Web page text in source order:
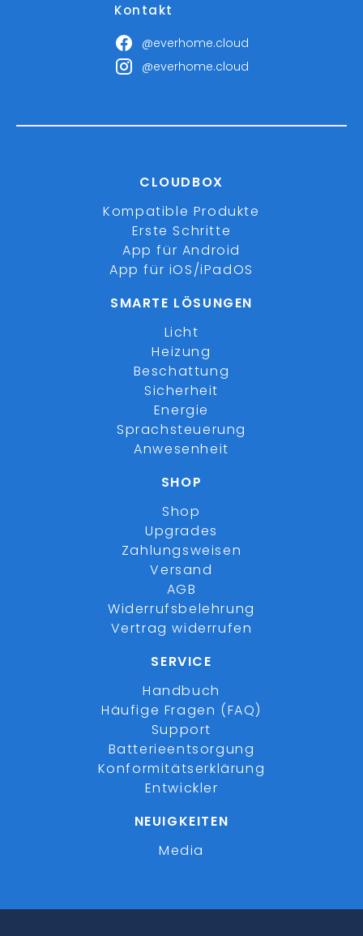
Kontakt
@everhome.cloud
@everhome.cloud
CLOUDBOX
Kompatible Produkte
Erste Schritte
App für Android
App für iOS/iPadOS
SMARTE LÖSUNGEN
Licht
Heizung
Beschattung
Sicherheit
Energie
Sprachsteuerung
Anwesenheit
SHOP
Shop
Upgrades
Zahlungsweisen
Versand
AGB
Widerrufsbelehrung
Vertrag widerrufen
SERVICE
Handbuch
Häufige Fragen (FAQ)
Support
Batterieentsorgung
Konformitätserklärung
Entwickler
NEUIGKEITEN
Media